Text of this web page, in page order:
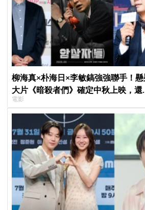
柳海真×朴海日×李敏鎬強強聯手！
大片《暗殺者們》確定中秋上映，還
1974韓第一夫人暗殺疑雲
電影